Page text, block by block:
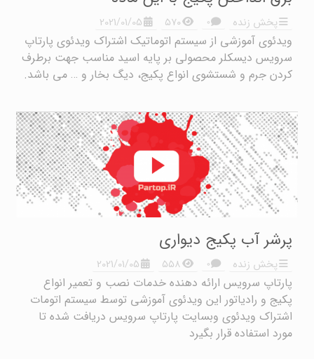
پخش زنده ۰ ۵۷۰ 2021/01/05
ویدئوی آموزشی از سیستم اتوماتیک اشتراک ویدئوی پارتاپ
سرویس دیسکلر محصولی بر پایه اسید مناسب جهت برطرف
کردن جرم و شستشوی انواع پکیج، دیگ بخار و … می باشد.
پرشر آب پکیج دیواری
پخش زنده ۰ ۵۵۸ 2021/01/05
پارتاپ سرویس ارائه دهنده خدمات نصب و تعمیر انواع
پکیج و رادیاتور این ویدئوی آموزشی توسط سیستم اتومات
اشتراک ویدئوی وبسایت پارتاپ سرویس دریافت شده تا
مورد استفاده قرار بگیرد